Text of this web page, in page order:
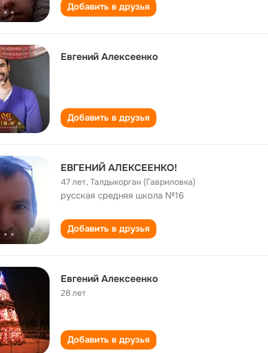
Добавить в друзья
Евгений Алексеенко
Добавить в друзья
EВГЕНИЙ АЛЕКСЕЕНКО!
47 лет,Талдыкорган (Гавриловка)
русская средняя школа №16
Добавить в друзья
Евгений Алексеенко
28 лет
Добавить в друзья